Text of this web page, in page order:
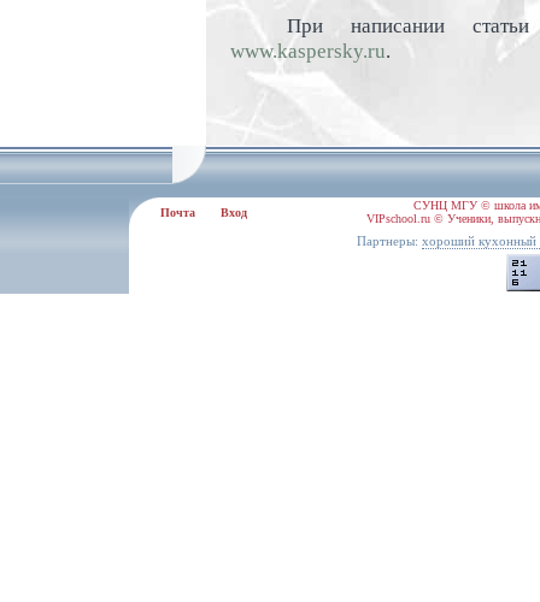
При написании
www.kaspersky.ru.
Почта Вход
СУНЦ МГУ © школа
VIPschool.ru © Ученики,
Партнеры: хороший кухонный